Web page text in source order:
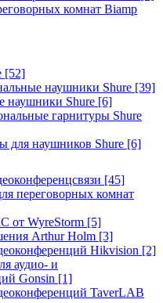
комнат Biamp
[52]
наушники Shure [39]
наушники Shure [6]
гарнитуры Shure
для наушников Shure [6]
[45]
переговорных комнат
от WyreStorm [5]
Arthur Holm [3]
Hikvision [2]
аудио- и
Gonsin [1]
TaverLAB